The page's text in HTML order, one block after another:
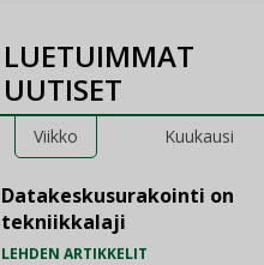
LUETUIMMAT
UUTISET
Viikko Kuukausi
Datakeskusurakointi on
tekniikkalaji
LEHDEN ARTIKKELIT